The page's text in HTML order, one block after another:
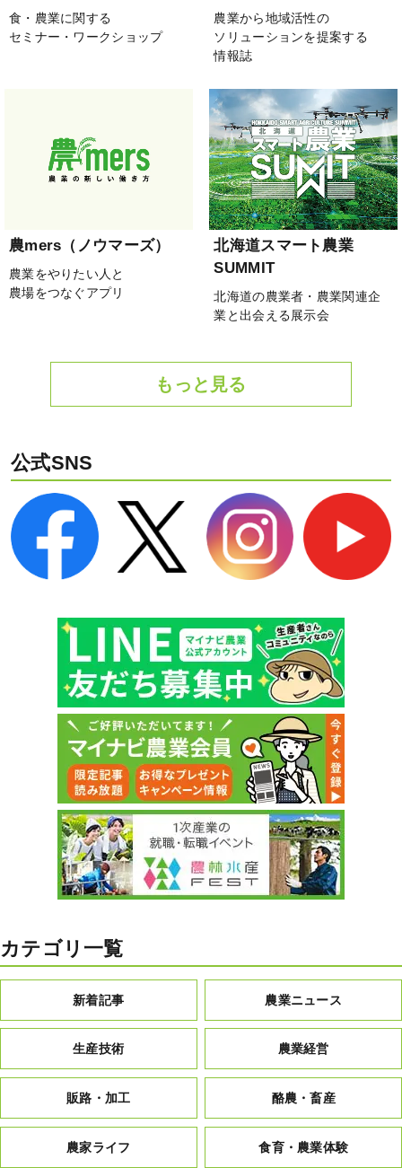
食・農業に関する
セミナー・ワークショップ
農業から地域活性の
ソリューションを提案する
情報誌
農mers（ノウマーズ）
農業をやりたい人と
農場をつなぐアプリ
北海道スマート農業
SUMMIT
北海道の農業者・農業関連企
業と出会える展示会
もっと見る
公式SNS
カテゴリ一覧
新着記事 農業ニュース
生産技術 農業経営
販路・加工 酪農・畜産
農家ライフ 食育・農業体験